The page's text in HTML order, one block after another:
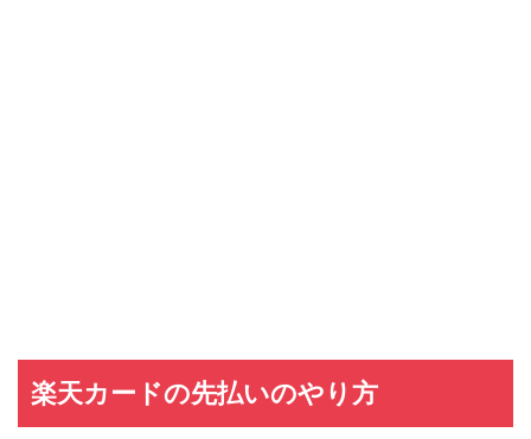
楽天カードの先払いのやり方